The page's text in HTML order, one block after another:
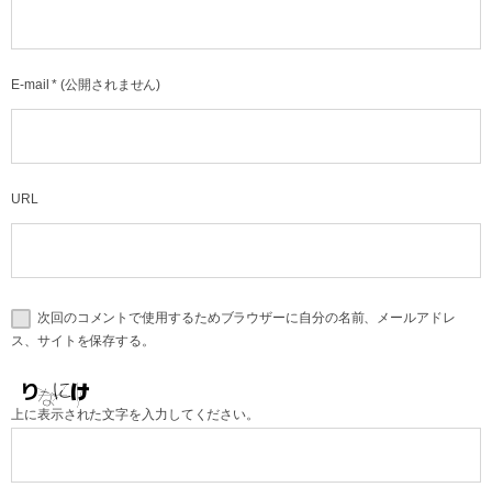
E-mail * (公開されません)
URL
次回のコメントで使用するためブラウザーに自分の名前、メールアドレ
ス、サイトを保存する。
上に表示された文字を入力してください。